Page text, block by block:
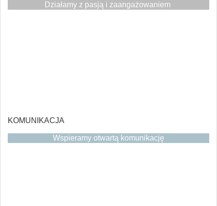
Działamy z pasją i zaangażowaniem
KOMUNIKACJA
Wspieramy otwartą komunikację